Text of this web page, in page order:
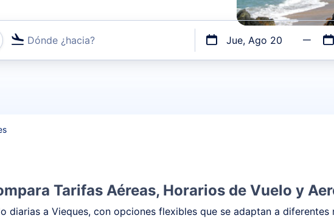
Dónde ¿hacia? Jue, Ago 20
o por vuelos directos
Tarifas Aéreas, Horarios de Vuelo y
diarias a Vieques, con opciones flexibles que se adaptan a diferentes